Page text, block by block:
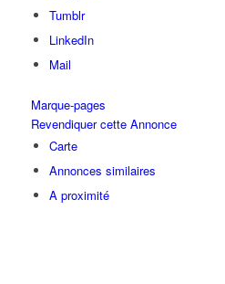
Tumblr
LinkedIn
Mail
Marque-pages
Revendiquer cette Annonce
Carte
Annonces similaires
A proximité